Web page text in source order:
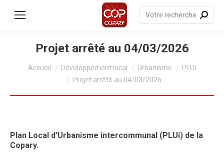
principal
Recherche
:
Projet arrêté au 04/03/2026
Accueil Développement local Urbanisme
PLUI
Projet arrêté au 04/03/2026
Plan Local d’Urbanisme intercommunal (PLUi) de la
Copary.